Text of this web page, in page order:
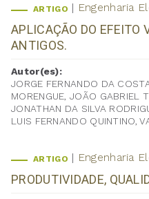
ARTIGO Engenharia
APLICAÇÃO DO EFEITO
ANTIGOS.
Autor(es):
JORGE FERNANDO DA
MORENGUE, JOÃO GABRIEL
JONATHAN DA SILVA
LUIS FERNANDO QUINTINO,
ARTIGO Engenharia
PRODUTIVIDADE,